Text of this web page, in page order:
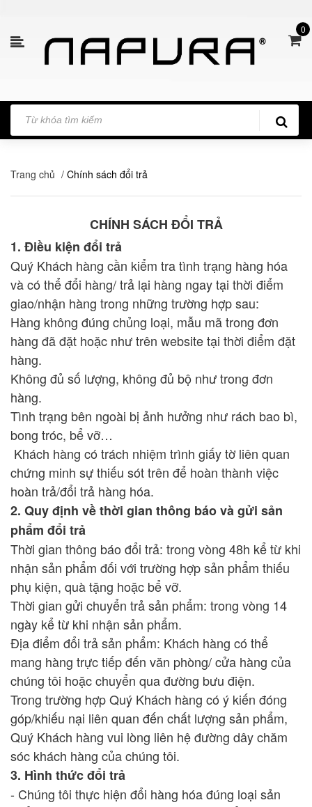
0
Trang chủ / Chính sách đổi trả
CHÍNH SÁCH ĐỔI TRẢ
1. Điều kiện đổi trả
Quý Khách hàng cần kiểm tra tình trạng hàng hóa
và có thể đổi hàng/ trả lại hàng ngay tại thời điểm
giao/nhận hàng trong những trường hợp sau:
Hàng không đúng chủng loại, mẫu mã trong đơn
hàng đã đặt hoặc như trên website tại thời điểm đặt
hàng.
Không đủ số lượng, không đủ bộ như trong đơn
hàng.
Tình trạng bên ngoài bị ảnh hưởng như rách bao bì,
bong tróc, bể vỡ…
Khách hàng có trách nhiệm trình giấy tờ liên quan
chứng minh sự thiếu sót trên để hoàn thành việc
hoàn trả/đổi trả hàng hóa.
2. Quy định về thời gian thông báo và gửi sản
phẩm đổi trả
Thời gian thông báo đổi trả: trong vòng 48h kể từ khi
nhận sản phẩm đối với trường hợp sản phẩm thiếu
phụ kiện, quà tặng hoặc bể vỡ.
Thời gian gửi chuyển trả sản phẩm: trong vòng 14
ngày kể từ khi nhận sản phẩm.
Địa điểm đổi trả sản phẩm: Khách hàng có thể
mang hàng trực tiếp đến văn phòng/ cửa hàng của
chúng tôi hoặc chuyển qua đường bưu điện.
Trong trường hợp Quý Khách hàng có ý kiến đóng
góp/khiếu nại liên quan đến chất lượng sản phẩm,
Quý Khách hàng vui lòng liên hệ đường dây chăm
sóc khách hàng của chúng tôi.
3. Hình thức đổi trả
- Chúng tôi thực hiện đổi hàng hóa đúng loại sản